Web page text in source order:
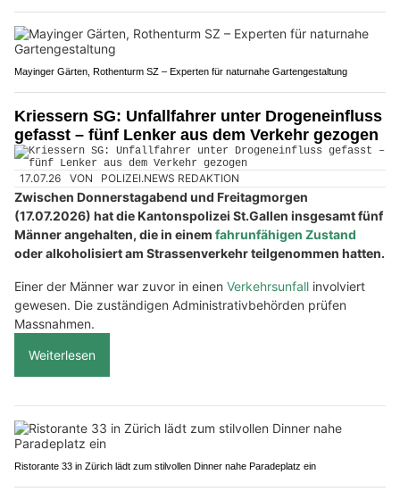
Mayinger Gärten, Rothenturm SZ – Experten für naturnahe Gartengestaltung
Kriessern SG: Unfallfahrer unter Drogeneinfluss
gefasst – fünf Lenker aus dem Verkehr gezogen
17.07.26 VON POLIZEI.NEWS REDAKTION
Zwischen Donnerstagabend und Freitagmorgen
(17.07.2026) hat die Kantonspolizei St.Gallen insgesamt fünf
Männer angehalten, die in einem fahrunfähigen Zustand
oder alkoholisiert am Strassenverkehr teilgenommen hatten.
Einer der Männer war zuvor in einen Verkehrsunfall involviert
gewesen. Die zuständigen Administrativbehörden prüfen
Massnahmen.
Weiterlesen
Ristorante 33 in Zürich lädt zum stilvollen Dinner nahe Paradeplatz ein